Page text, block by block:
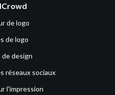
de logo
de logo
design
réseaux sociaux
l'impression